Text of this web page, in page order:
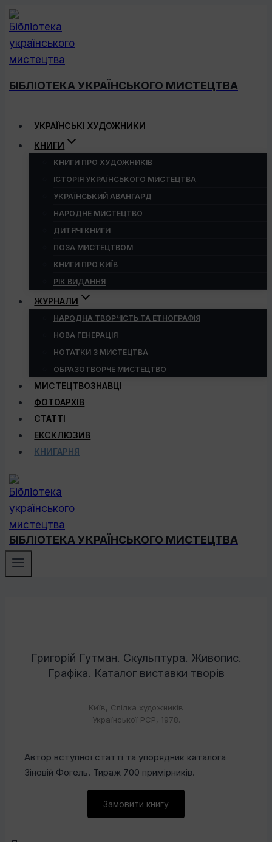
Перейти
до
вмісту
БІБЛІОТЕКА УКРАЇНСЬКОГО МИСТЕЦТВА
УКРАЇНСЬКІ ХУДОЖНИКИ
КНИГИ
КНИГИ ПРО ХУДОЖНИКІВ
ІСТОРІЯ УКРАЇНСЬКОГО МИСТЕЦТВА
УКРАЇНСЬКИЙ АВАНГАРД
НАРОДНЕ МИСТЕЦТВО
ДИТЯЧІ КНИГИ
ПОЗА МИСТЕЦТВОМ
КНИГИ ПРО КИЇВ
РІК ВИДАННЯ
ЖУРНАЛИ
НАРОДНА ТВОРЧІСТЬ ТА ЕТНОГРАФІЯ
НОВА ГЕНЕРАЦІЯ
НОТАТКИ З МИСТЕЦТВА
ОБРАЗОТВОРЧЕ МИСТЕЦТВО
МИСТЕЦТВОЗНАВЦІ
ФОТОАРХІВ
СТАТТІ
ЕКСКЛЮЗИВ
КНИГАРНЯ
БІБЛІОТЕКА УКРАЇНСЬКОГО МИСТЕЦТВА
Григорій Гутман. Скульптура. Живопис.
Графіка. Каталог виставки творів
Київ, Спілка художників
Української РСР, 1978.
Автор вступної статті та упорядник каталога
Зіновій Фогель. Тираж 700 примірників.
Замовити книгу